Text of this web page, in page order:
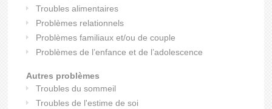
Troubles alimentaires
Problèmes relationnels
Problèmes familiaux et/ou de couple
Problèmes de l’enfance et de l’adolescence
Autres problèmes
Troubles du sommeil
Troubles de l'estime de soi